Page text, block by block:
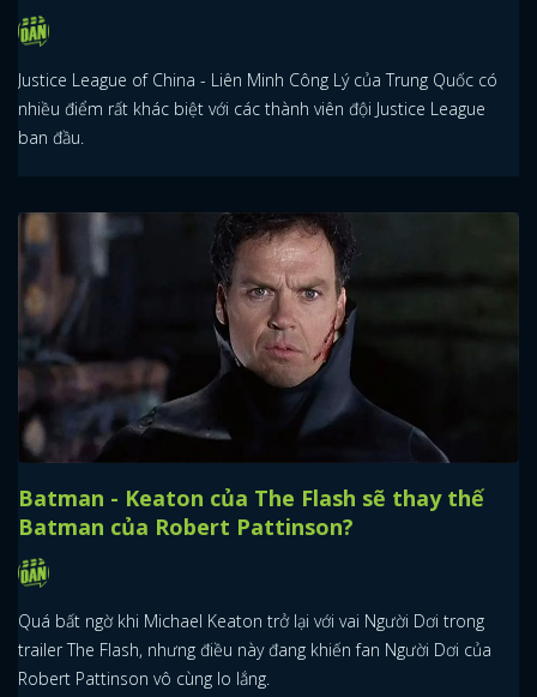
Justice League of China - Liên Minh Công Lý của Trung Quốc có
nhiều điểm rất khác biệt với các thành viên đội Justice League
ban đầu.
Batman - Keaton của The Flash sẽ thay thế
Batman của Robert Pattinson?
Quá bất ngờ khi Michael Keaton trở lại với vai Người Dơi trong
trailer The Flash, nhưng điều này đang khiến fan Người Dơi của
Robert Pattinson vô cùng lo lắng.